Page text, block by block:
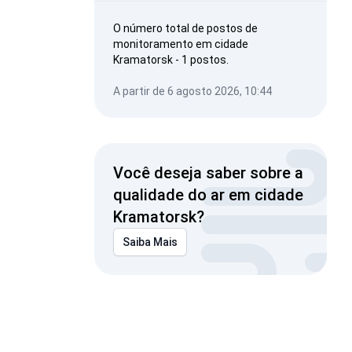
O número total de postos de
monitoramento em cidade
Kramatorsk - 1 postos.
A partir de 6 agosto 2026, 10:44
Você deseja saber sobre a
qualidade do ar em cidade
Kramatorsk?
Saiba Mais